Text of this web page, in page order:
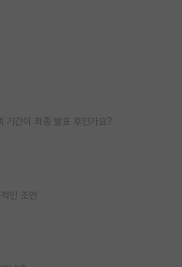
기간이 최종 발표 후인가요?
인 조언